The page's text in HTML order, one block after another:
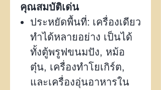
คุณสมบัติเด่น
ประหยัดพื้นที่: เครื่องเดียว
ทำได้หลายอย่าง เป็นได้
ทั้งตู้พรูฟขนมปัง, หม้อ
ตุ๋น, เครื่องทำโยเกิร์ต,
และเครื่องอุ่นอาหารใน